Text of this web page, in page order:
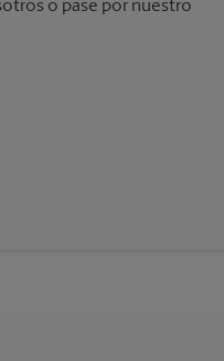
o pase por nuestro